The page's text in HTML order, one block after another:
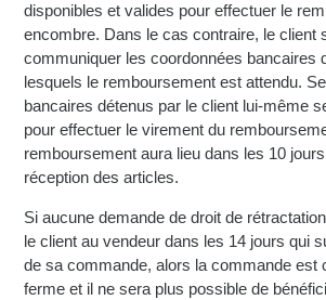
disponibles et valides pour effectuer le
encombre. Dans le cas contraire, le client
communiquer les coordonnées bancaires
lesquels le remboursement est attendu.
bancaires détenus par le client lui-même
pour effectuer le virement du
remboursement aura lieu dans les 10
réception des articles.
Si aucune demande de droit de
le client au vendeur dans les 14 jours qui
de sa commande, alors la commande est
ferme et il ne sera plus possible de